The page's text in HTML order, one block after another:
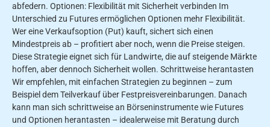
abfedern. Optionen: Flexibilität mit Sicherheit verbinden Im
Unterschied zu Futures ermöglichen Optionen mehr Flexibilität.
Wer eine Verkaufsoption (Put) kauft, sichert sich einen
Mindestpreis ab – profitiert aber noch, wenn die Preise steigen.
Diese Strategie eignet sich für Landwirte, die auf steigende Märkte
hoffen, aber dennoch Sicherheit wollen. Schrittweise herantasten
Wir empfehlen, mit einfachen Strategien zu beginnen – zum
Beispiel dem Teilverkauf über Festpreisvereinbarungen. Danach
kann man sich schrittweise an Börseninstrumente wie Futures
und Optionen herantasten – idealerweise mit Beratung durch